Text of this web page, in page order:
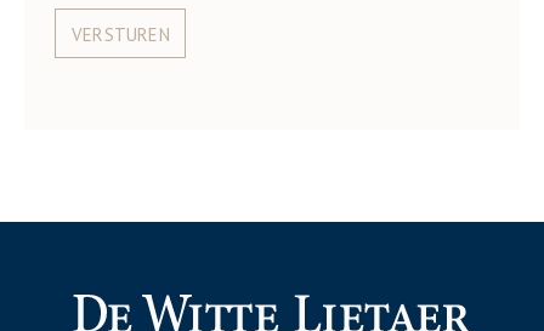
VERSTUREN